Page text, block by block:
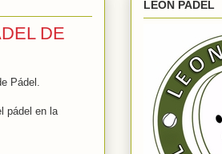
DE
Pádel.
pádel en la
LEON PADEL